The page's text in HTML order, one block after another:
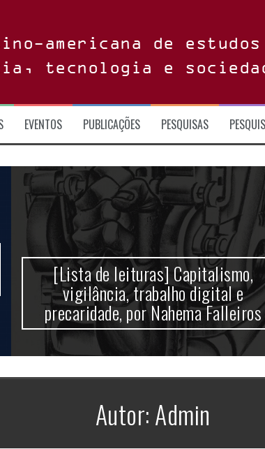
americana de estudos
tecnologia e
EVENTOS PUBLICAÇÕES PESQUISAS
[Lista de leituras] Capitalismo,
vigilância, trabalho digital e
precaridade, por Nahema Falleiros
Autor:Admin